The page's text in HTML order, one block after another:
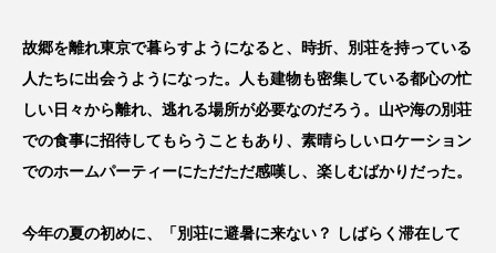
故郷を離れ東京で暮らすようになると、時折、別荘を持っている
人たちに出会うようになった。人も建物も密集している都心の忙
しい日々から離れ、逃れる場所が必要なのだろう。山や海の別荘
での食事に招待してもらうこともあり、素晴らしいロケーション
でのホームパーティーにただただ感嘆し、楽しむばかりだった。
今年の夏の初めに、「別荘に避暑に来ない？ しばらく滞在して